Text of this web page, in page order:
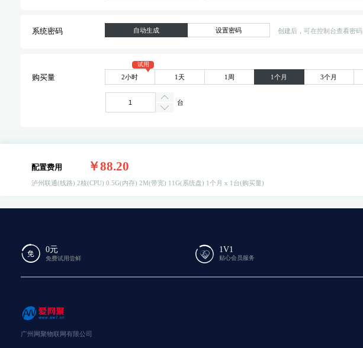
系统密码 自动生成 设置密码 创建后，可在控制台查看密码
购买量 2小时
试用
1天 1周 1个月 3个月
台
配置费用 ￥88.20
泸州联通(线路) 2核(CPU) 0.5G(内存) 2M(带宽) 11G(系统盘) 1个月 x 1台(购买量)
0元
免费试用尝鲜
1V1
贴心会员服务
广州网聚物联网有限公司